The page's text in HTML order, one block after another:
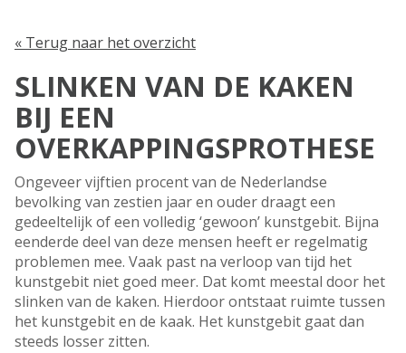
« Terug naar het overzicht
SLINKEN VAN DE KAKEN
BIJ EEN
OVERKAPPINGSPROTHESE
Ongeveer vijftien procent van de Nederlandse
bevolking van zestien jaar en ouder draagt een
gedeeltelijk of een volledig ‘gewoon’ kunstgebit. Bijna
eenderde deel van deze mensen heeft er regelmatig
problemen mee. Vaak past na verloop van tijd het
kunstgebit niet goed meer. Dat komt meestal door het
slinken van de kaken. Hierdoor ontstaat ruimte tussen
het kunstgebit en de kaak. Het kunstgebit gaat dan
steeds losser zitten.